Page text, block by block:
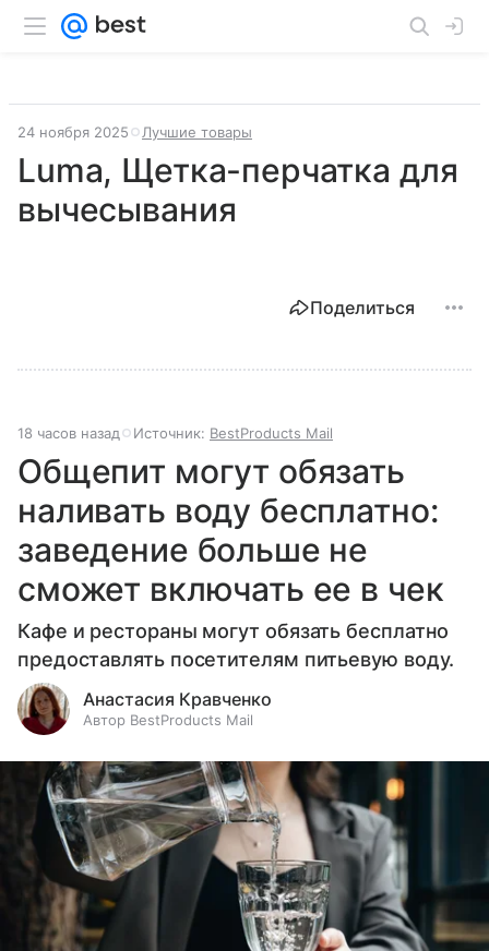
24 ноября 2025 Лучшие товары
Luma, Щетка-перчатка для
вычесывания
Поделиться
18 часов назад Источник: BestProducts Mail
Общепит могут обязать
наливать воду бесплатно:
заведение больше не
сможет включать ее в чек
Кафе и рестораны могут обязать бесплатно
предоставлять посетителям питьевую воду.
Анастасия Кравченко
Автор BestProducts Mail